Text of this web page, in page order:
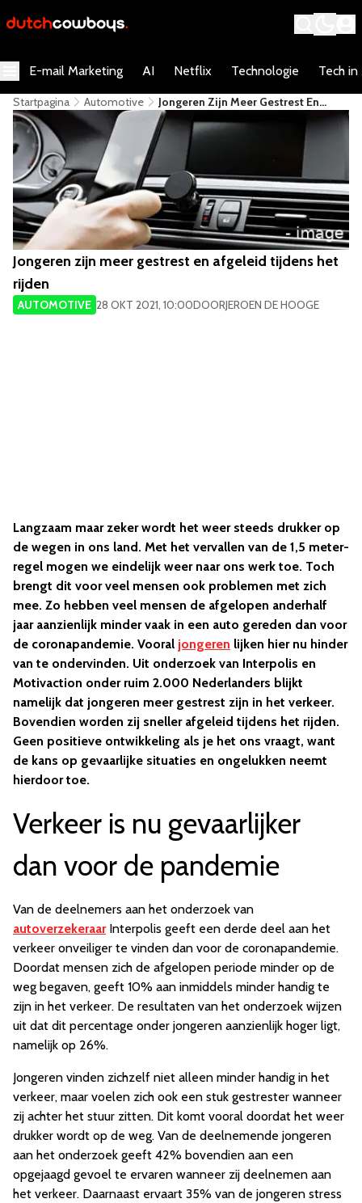
E-mail Marketing AI Netflix Technologie Tech in
Startpagina Automotive
​Jongeren Zijn Meer Gestrest En
Afgeleid Tijdens Het Rijden
​Jongeren zijn meer gestrest en afgeleid tijdens het
rijden
AUTOMOTIVE 28 OKT 2021, 10:00DOORJEROEN DE HOOGE
Langzaam maar zeker wordt het weer steeds drukker op
de wegen in ons land. Met het vervallen van de 1,5 meter-
regel mogen we eindelijk weer naar ons werk toe. Toch
brengt dit voor veel mensen ook problemen met zich
mee. Zo hebben veel mensen de afgelopen anderhalf
jaar aanzienlijk minder vaak in een auto gereden dan voor
de coronapandemie. Vooral jongeren lijken hier nu hinder
van te ondervinden. Uit onderzoek van Interpolis en
Motivaction onder ruim 2.000 Nederlanders blijkt
namelijk dat jongeren meer gestrest zijn in het verkeer.
Bovendien worden zij sneller afgeleid tijdens het rijden.
Geen positieve ontwikkeling als je het ons vraagt, want
de kans op gevaarlijke situaties en ongelukken neemt
hierdoor toe.
Verkeer is nu gevaarlijker
dan voor de pandemie
Van de deelnemers aan het onderzoek van
autoverzekeraarInterpolis geeft een derde deel aan het
verkeer onveiliger te vinden dan voor de coronapandemie.
Doordat mensen zich de afgelopen periode minder op de
weg begaven, geeft 10% aan inmiddels minder handig te
zijn in het verkeer. De resultaten van het onderzoek wijzen
uit dat dit percentage onder jongeren aanzienlijk hoger ligt,
namelijk op 26%.
Jongeren vinden zichzelf niet alleen minder handig in het
verkeer, maar voelen zich ook een stuk gestrester wanneer
zij achter het stuur zitten. Dit komt vooral doordat het weer
drukker wordt op de weg. Van de deelnemende jongeren
aan het onderzoek geeft 42% bovendien aan een
opgejaagd gevoel te ervaren wanneer zij deelnemen aan
het verkeer. Daarnaast ervaart 35% van de jongeren stress